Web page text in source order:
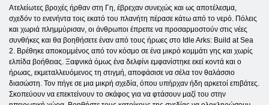
Ατελείωτες βροχές ήρθαν στη Γη, έβρεχαν συνεχώς και ως αποτέλεσμα,
σχεδόν το ενενήντα τοις εκατό του πλανήτη πέρασε κάτω από το νερό. Πόλεις
και χωριά πλημμύρισαν, οι άνθρωποι έπρεπε να προσαρμοστούν στις νέες
συνθήκες και θα βοηθήσετε έναν από τους ήρωες στο Idle Arks: Build at Sea
2. Βρέθηκε αποκομμένος από τον κόσμο σε ένα μικρό κομμάτι γης και χωρίς
ελπίδα βοήθειας. Ξαφνικά όμως ένα δελφίνι εμφανίστηκε εκεί κοντά και ο
ήρωας, εκμεταλλευόμενος τη στιγμή, αποφάσισε να σέλα τον θαλάσσιο
διασώστη. Τον πήγε σε μια μικρή σχεδία, όπου υπήρχαν ήδη αρκετοί επιβάτες.
Σκοπεύουν να επεκτείνουν το σκάφος για να φτάσουν μαζί του στην